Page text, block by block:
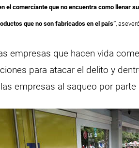
el comerciante que no encuentra como llenar
que no son fabricados en el país”,
empresas que hacen vida
para atacar el delito y
empresas al saqueo por parte